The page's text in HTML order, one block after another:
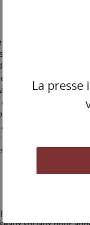
vient étayer
n’ont quasiment
policiers pourrait
par des policiers,
sont pris en
cette
est d’autant
l’avocat est
ce barreau le
plaintes déposées à
l’assemblée contre
La